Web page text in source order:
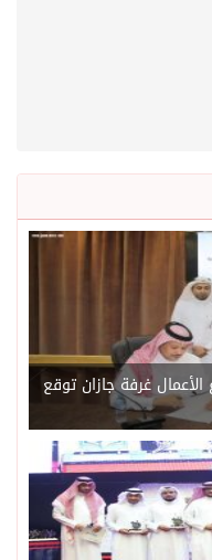
قطاع الأعمال غرفة جازان توقع